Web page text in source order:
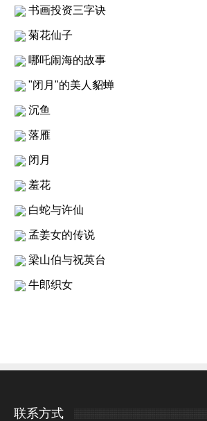
书画投资三字诀
菊花仙子
哪吒闹海的故事
"闭月"的美人貂蝉
沉鱼
落雁
闭月
羞花
白蛇与许仙
孟姜女的传说
梁山伯与祝英台
牛郎织女
联系方式